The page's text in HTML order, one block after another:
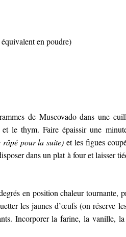
en poudre)
de Muscovado dans une
le thym. Faire épaissir une
râpé pour la suite) et les figues
dans un plat à four et laisser
en position chaleur tournante,
les jaunes d’œufs (on réserve
Incorporer la farine, la vanille,